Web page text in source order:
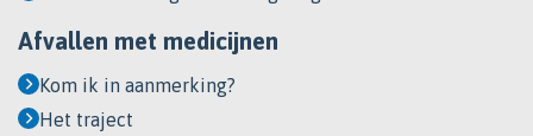
Afvallen met medicijnen
Kom ik in aanmerking?
Het traject